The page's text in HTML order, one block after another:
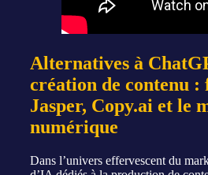
Alternatives à
création de contenu :
Jasper, Copy.ai et le
numérique
Dans l’univers effervescent du